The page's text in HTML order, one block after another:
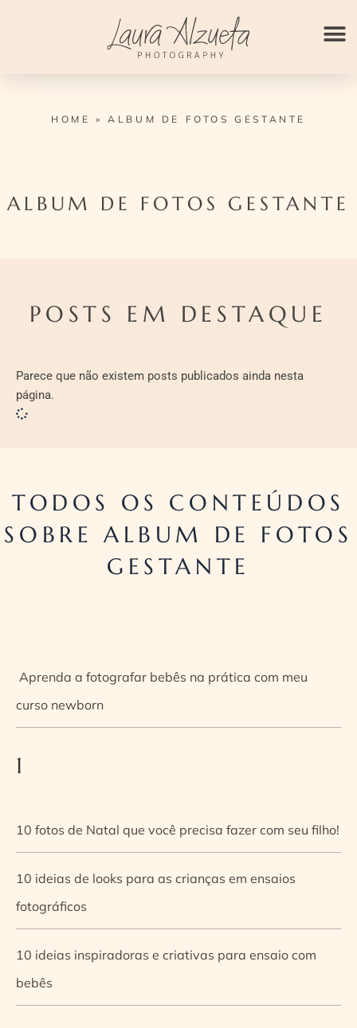
HOME »ALBUM DE FOTOS GESTANTE
ALBUM DE FOTOS GESTANTE
POSTS EM DESTAQUE
Parece que não existem posts publicados ainda nesta
página.
TODOS OS CONTEÚDOS
SOBRE ALBUM DE FOTOS
GESTANTE
Aprenda a fotografar bebês na prática com meu
curso newborn
1
10 fotos de Natal que você precisa fazer com seu filho!
10 ideias de looks para as crianças em ensaios
fotográficos
10 ideias inspiradoras e criativas para ensaio com
bebês